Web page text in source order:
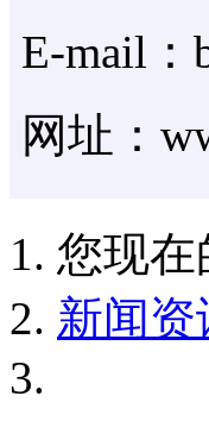
E-mail：
网址：
您现在
新闻资